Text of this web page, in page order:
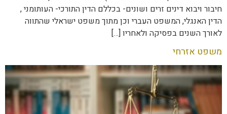
חיבור ויבוא דינים זרים ושונים- בכללם הדין התורכי- העותומני ,
הדין האנגלי, המשפט העברי וכן מתוך משפט ישראלי שהתווה
לאורך השנים בפסיקה ולאחריו […]
משפט אזרחי